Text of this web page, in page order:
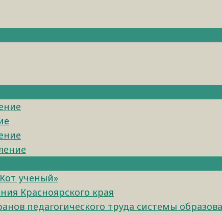
ученый»
Красноярского края
педагогического труда системы